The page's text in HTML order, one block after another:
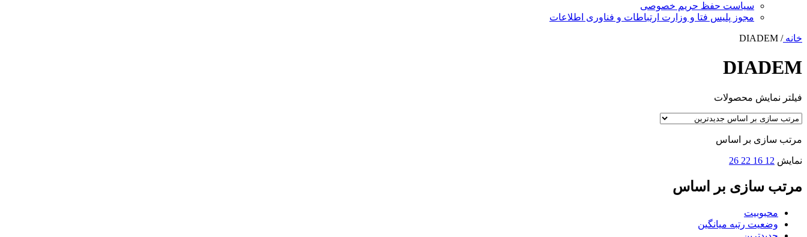
سیاست حفظ حریم خصوصی
مجوز پلیس فتا و وزارت ارتباطات و فناوری اطلاعات
خانه/
DIADEM
DIADEM
فیلتر نمایش محصولات
مرتب سازی بر اساس
نمایش 12
16
22
26
مرتب سازی بر اساس
محبوبیت
وضعیت رتبه میانگین